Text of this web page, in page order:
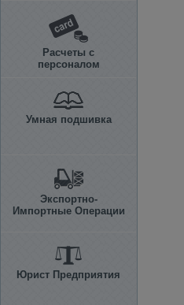
Расчеты с
персоналом
Умная подшивка
Экспортно-
Импортные Операции
Юрист Предприятия